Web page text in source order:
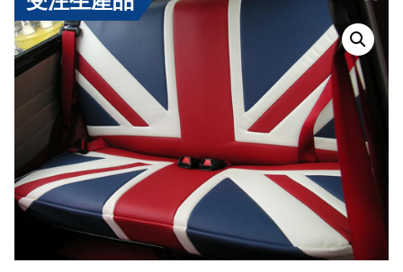
エレクトリック
＋
エンジン
＋
サスペンション・ブレーキ
タイヤ・ホイール
レーシングパーツ
メンテナンス・工具ツール
在庫処分品